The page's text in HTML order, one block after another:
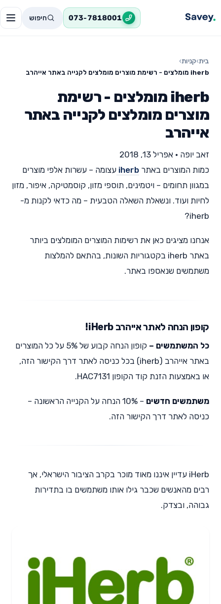
073-7818001 חיפוש
בית›קניות›
iherb מומלצים - רשימת מוצרים מומלצים לקנייה באתר אייהרב
iherb מומלצים - רשימת
מוצרים מומלצים לקנייה באתר
אייהרב
זאב יופה • אפריל 13, 2018
כמות המוצרים באתר iherb עצומה – עשרות אלפי מוצרים
במגוון תחומים – ויטמינים, תוספי מזון, קוסמטיקה, איפור, מזון
לחיות ועוד. ונשאלת השאלה הטבעית – מה כדאי לקנות מ-
iherb?
אנחנו מציגים כאן את רשימות המוצרים המומלצים ביותר
באתר iherb בקטגוריות השונות, בהתאם להמלצות
משתמשים שנאספו באתר.
קופון הנחה לאתר אייהרב iHerb!
כל המשתמשים –
קופון הנחה קבוע של 5% על כל המוצרים
באתר אייהרב (iherb) בכל כניסה לאתר דרך הקישור הזה,
או באמצעות הזנת קוד הקופון HAC7131.
משתמשים חדשים
– 10% הנחה על הקנייה הראשונה –
כניסה לאתר דרך הקישור הזה.
iHerb עדיין איננו מאוד מוכר בקרב הציבור הישראלי, אך
רבים מהאנשים שכבר גילו אותו משתמשים בו בתדירות
גבוהה, ובצדק.